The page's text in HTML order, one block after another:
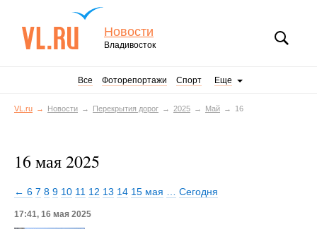
Новости
Владивосток
Все Фоторепортажи Спорт Еще
VL.ru Новости Перекрытия дорог 2025 Май 16
16 мая 2025
← 6 7 8 9 10 11 12 13 14 15 мая Сегодня
17:41, 16 мая 2025